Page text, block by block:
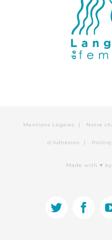
Mentions Légales | Notre
d’Adhésion |
Made with ♥
twitter